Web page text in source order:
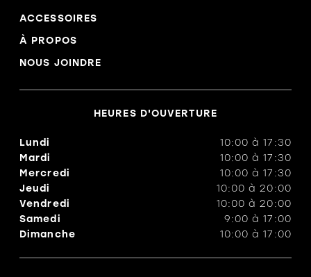
ACCESSOIRES
À PROPOS
NOUS JOINDRE
HEURES D'OUVERTURE
Lundi 10:00 à17:30
Mardi
10:00 à17:30
Mercredi
10:00 à17:30
Jeudi
10:00 à20:00
Vendredi
10:00 à20:00
Samedi
9:00 à17:00
Dimanche
10:00 à17:00